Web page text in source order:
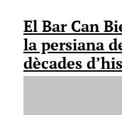
El Bar Can
la persiana
dècades